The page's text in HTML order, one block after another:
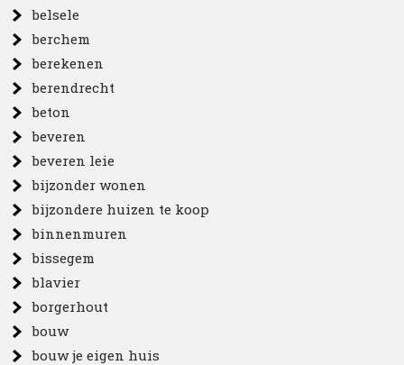
belsele
berchem
berekenen
berendrecht
beton
beveren
beveren leie
bijzonder wonen
bijzondere huizen te koop
binnenmuren
bissegem
blavier
borgerhout
bouw
bouw je eigen huis